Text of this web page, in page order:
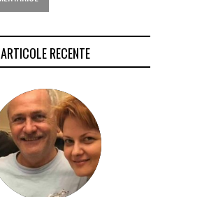
ARTICOLE RECENTE